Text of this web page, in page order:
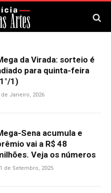
da Virada: sorteio é
para quinta-feira
1)
de Janeiro, 2026
Sena acumula e
vai a R$ 48
Veja os números
de Setembro, 2025